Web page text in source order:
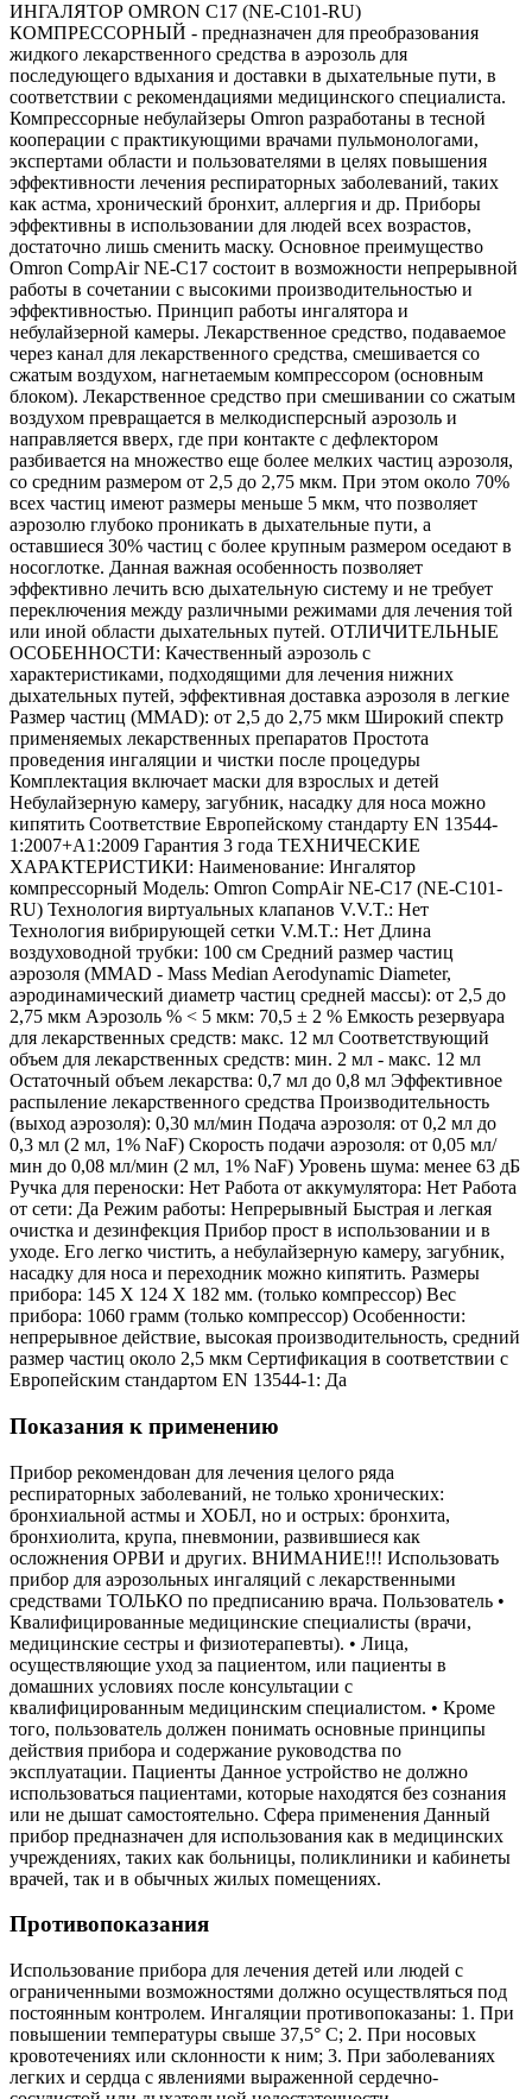
ИНГАЛЯТОР OMRON C17 (NE-C101-RU)
КОМПРЕССОРНЫЙ - предназначен для преобразования
жидкого лекарственного средства в аэрозоль для
последующего вдыхания и доставки в дыхательные пути, в
соответствии с рекомендациями медицинского специалиста.
Компрессорные небулайзеры Omron разработаны в тесной
кооперации с практикующими врачами пульмонологами,
экспертами области и пользователями в целях повышения
эффективности лечения респираторных заболеваний, таких
как астма, хронический бронхит, аллергия и др. Приборы
эффективны в использовании для людей всех возрастов,
достаточно лишь сменить маску. Основное преимущество
Omron CompAir NE-C17 состоит в возможности непрерывной
работы в сочетании с высокими производительностью и
эффективностью. Принцип работы ингалятора и
небулайзерной камеры. Лекарственное средство, подаваемое
через канал для лекарственного средства, смешивается со
сжатым воздухом, нагнетаемым компрессором (основным
блоком). Лекарственное средство при смешивании со сжатым
воздухом превращается в мелкодисперсный аэрозоль и
направляется вверх, где при контакте с дефлектором
разбивается на множество еще более мелких частиц аэрозоля,
со средним размером от 2,5 до 2,75 мкм. При этом около 70%
всех частиц имеют размеры меньше 5 мкм, что позволяет
аэрозолю глубоко проникать в дыхательные пути, а
оставшиеся 30% частиц с более крупным размером оседают в
носоглотке. Данная важная особенность позволяет
эффективно лечить всю дыхательную систему и не требует
переключения между различными режимами для лечения той
или иной области дыхательных путей. ОТЛИЧИТЕЛЬНЫЕ
ОСОБЕННОСТИ: Качественный аэрозоль с
характеристиками, подходящими для лечения нижних
дыхательных путей, эффективная доставка аэрозоля в легкие
Размер частиц (MMAD): от 2,5 до 2,75 мкм Широкий спектр
применяемых лекарственных препаратов Простота
проведения ингаляции и чистки после процедуры
Комплектация включает маски для взрослых и детей
Небулайзерную камеру, загубник, насадку для носа можно
кипятить Соответствие Европейскому стандарту EN 13544-
1:2007+A1:2009 Гарантия 3 года ТЕХНИЧЕСКИЕ
ХАРАКТЕРИСТИКИ: Наименование: Ингалятор
компрессорный Модель: Omron CompAir NE-C17 (NE-C101-
RU) Технология виртуальных клапанов V.V.T.: Нет
Технология вибрирующей сетки V.M.T.: Нет Длина
воздуховодной трубки: 100 см Средний размер частиц
аэрозоля (MMAD - Mass Median Aerodynamic Diameter,
аэродинамический диаметр частиц средней массы): от 2,5 до
2,75 мкм Аэрозоль % < 5 мкм: 70,5 ± 2 % Емкость резервуара
для лекарственных средств: макс. 12 мл Соответствующий
объем для лекарственных средств: мин. 2 мл - макс. 12 мл
Остаточный объем лекарства: 0,7 мл до 0,8 мл Эффективное
распыление лекарственного средства Производительность
(выход аэрозоля): 0,30 мл/мин Подача аэрозоля: от 0,2 мл до
0,3 мл (2 мл, 1% NaF) Скорость подачи аэрозоля: от 0,05 мл/
мин до 0,08 мл/мин (2 мл, 1% NaF) Уровень шума: менее 63 дБ
Ручка для переноски: Нет Работа от аккумулятора: Нет Работа
от сети: Да Режим работы: Непрерывный Быстрая и легкая
очистка и дезинфекция Прибор прост в использовании и в
уходе. Его легко чистить, а небулайзерную камеру, загубник,
насадку для носа и переходник можно кипятить. Размеры
прибора: 145 X 124 X 182 мм. (только компрессор) Вес
прибора: 1060 грамм (только компрессор) Особенности:
непрерывное действие, высокая производительность, средний
размер частиц около 2,5 мкм Сертификация в соответствии с
Европейским стандартом EN 13544-1: Да
Показания к применению
Прибор рекомендован для лечения целого ряда
респираторных заболеваний, не только хронических:
бронхиальной астмы и ХОБЛ, но и острых: бронхита,
бронхиолита, крупа, пневмонии, развившиеся как
осложнения ОРВИ и других. ВНИМАНИЕ!!! Использовать
прибор для аэрозольных ингаляций с лекарственными
средствами ТОЛЬКО по предписанию врача. Пользователь •
Квалифицированные медицинские специалисты (врачи,
медицинские сестры и физиотерапевты). • Лица,
осуществляющие уход за пациентом, или пациенты в
домашних условиях после консультации с
квалифицированным медицинским специалистом. • Кроме
того, пользователь должен понимать основные принципы
действия прибора и содержание руководства по
эксплуатации. Пациенты Данное устройство не должно
использоваться пациентами, которые находятся без сознания
или не дышат самостоятельно. Сфера применения Данный
прибор предназначен для использования как в медицинских
учреждениях, таких как больницы, поликлиники и кабинеты
врачей, так и в обычных жилых помещениях.
Противопоказания
Использование прибора для лечения детей или людей с
ограниченными возможностями должно осуществляться под
постоянным контролем. Ингаляции противопоказаны: 1. При
повышении температуры свыше 37,5° С; 2. При носовых
кровотечениях или склонности к ним; 3. При заболеваниях
легких и сердца с явлениями выраженной сердечно-